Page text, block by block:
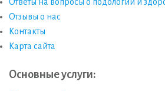
Ответы на вопросы о подологии и
Отзывы о нас
Контакты
Карта сайта
Основные услуги: